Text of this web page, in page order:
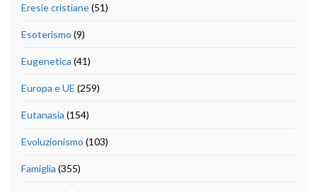
Eresie cristiane(51)
Esoterismo (9)
Eugenetica (41)
Europa e UE (259)
Eutanasia (154)
Evoluzionismo (103)
Famiglia (355)